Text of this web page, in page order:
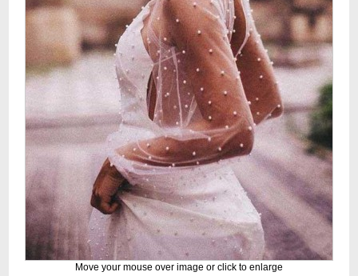
Move your mouse over image or click to enlarge